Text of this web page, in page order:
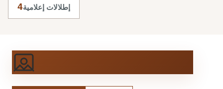
4إطلالات إعلامية